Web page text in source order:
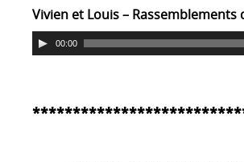
Vivien et Louis – Rassemblements
00:00